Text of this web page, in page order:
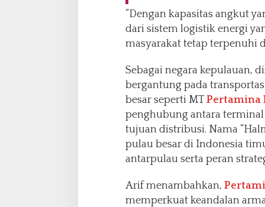
“Dengan kapasitas angkut
dari sistem logistik energi
masyarakat tetap terpenuhi
Sebagai negara kepulauan,
bergantung pada
besar seperti MTPertamina
penghubung antara
tujuan distribusi. Nama
pulau besar di Indonesia
antarpulau serta peran
Arif menambahkan,
memperkuat keandalan